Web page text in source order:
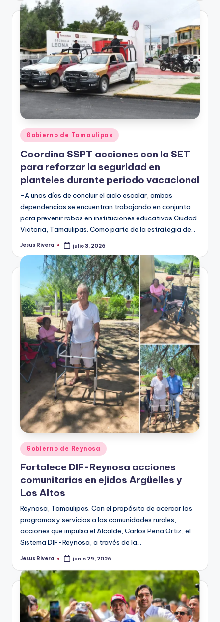
Publicado
en
Gobierno de Tamaulipas
Coordina SSPT acciones con la SET
para reforzar la seguridad en
planteles durante periodo vacacional
-A unos días de concluir el ciclo escolar, ambas
dependencias se encuentran trabajando en conjunto
para prevenir robos en instituciones educativas Ciudad
Victoria, Tamaulipas. Como parte de la estrategia de…
Publicado
Jesus Rivera julio 3, 2026
Publicado
en
Gobierno de Reynosa
Fortalece DIF-Reynosa acciones
comunitarias en ejidos Argüelles y
Los Altos
Reynosa, Tamaulipas. Con el propósito de acercar los
programas y servicios a las comunidades rurales,
acciones que impulsa el Alcalde, Carlos Peña Ortiz, el
Sistema DIF-Reynosa, a través de la…
Publicado
Jesus Rivera junio 29, 2026